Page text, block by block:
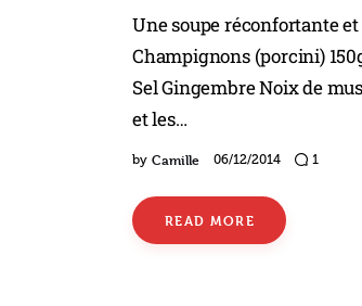
Une soupe réconfortante
Champignons (porcini)
Sel Gingembre Noix de
et les…
by Camille 06/12/2014 1
READ MORE